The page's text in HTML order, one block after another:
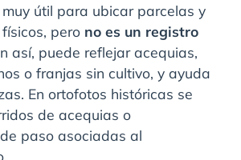
útil para ubicar parcelas y
pero no es un registro
así, puede reflejar acequias,
o franjas sin cultivo, y ayuda
En ortofotos históricas se
de acequias o
paso asociadas al